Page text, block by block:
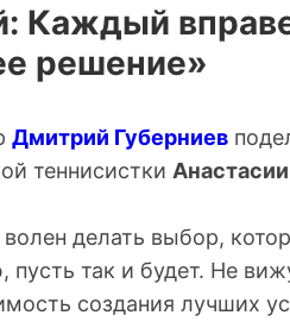
Каждый
решение»
Дмитрий Губерниев
теннисистки
делать выбор,
пусть так и будет. Не
создания лучших